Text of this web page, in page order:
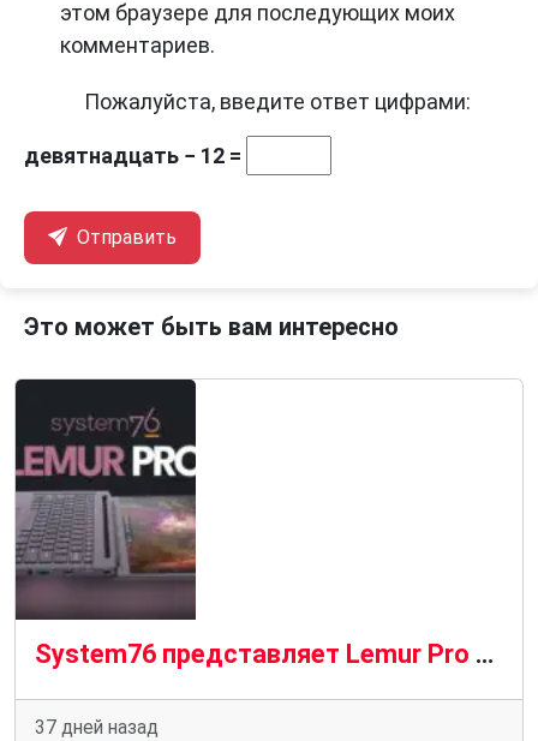
этом браузере для последующих моих
комментариев.
Пожалуйста, введите ответ цифрами:
девятнадцать − 12 =
Отправить
Это может быть вам интересно
System76 представляет Lemur Pro 2026 с 18-часовым временем автономной работы и Wi-Fi 7
37 дней назад